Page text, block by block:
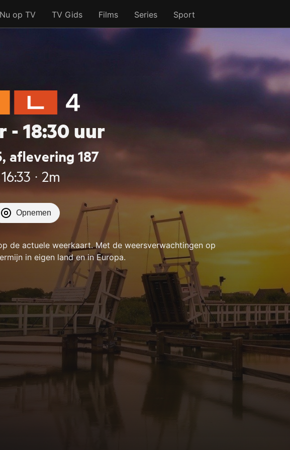
Nu op TV TV Gids Films Series Sport
- 18:30 uur
aflevering 187
‧ 2m
Opnemen
de actuele weerkaart. Met de weersverwachtingen op
in eigen land en in Europa.